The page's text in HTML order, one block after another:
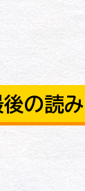
後の読